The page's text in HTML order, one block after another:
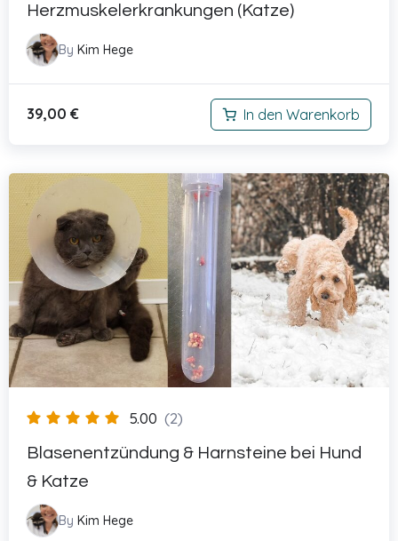
Herzmuskelerkrankungen (Katze)
By Kim Hege
39,00 € In den Warenkorb
5.00 (2)
Blasenentzündung & Harnsteine bei Hund
& Katze
By Kim Hege